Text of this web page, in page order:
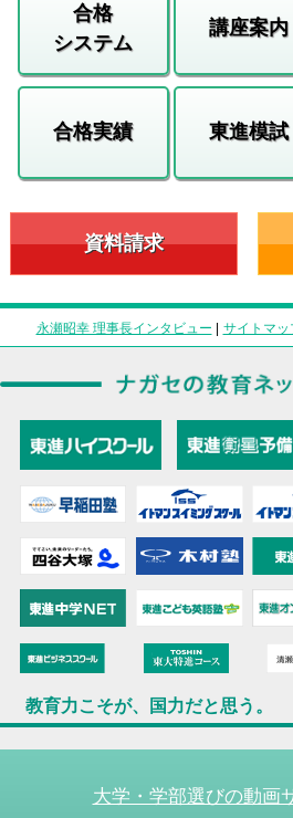
合格
システム
講座案内
合格実績 東進模試
資料請求
永瀬昭幸 理事長インタビュー | サイトマッ
教育力こそが、国力だと思う。
大学・学部選びの動画